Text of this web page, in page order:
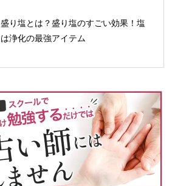
盛り塩とは？盛り塩のすごい効果！塩
は浄化の最強アイテム